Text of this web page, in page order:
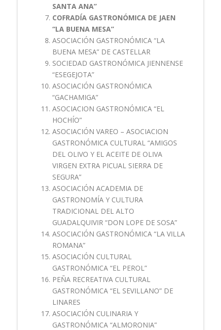
SANTA ANA”
COFRADÍA GASTRONÓMICA DE JAEN
“LA BUENA MESA”
ASOCIACIÓN GASTRONÓMICA “LA
BUENA MESA” DE CASTELLAR
SOCIEDAD GASTRONÓMICA JIENNENSE
“ESEGEJOTA”
ASOCIACIÓN GASTRONÓMICA
“GACHAMIGA”
ASOCIACION GASTRONÓMICA “EL
HOCHÍO”
ASOCIACIÓN VAREO – ASOCIACION
GASTRONÓMICA CULTURAL “AMIGOS
DEL OLIVO Y EL ACEITE DE OLIVA
VIRGEN EXTRA PICUAL SIERRA DE
SEGURA”
ASOCIACIÓN ACADEMIA DE
GASTRONOMÍA Y CULTURA
TRADICIONAL DEL ALTO
GUADALQUIVIR “DON LOPE DE SOSA”
ASOCIACIÓN GASTRONÓMICA “LA VILLA
ROMANA”
ASOCIACIÓN CULTURAL
GASTRONÓMICA “EL PEROL”
PEÑA RECREATIVA CULTURAL
GASTRONÓMICA “EL SEVILLANO” DE
LINARES
ASOCIACIÓN CULINARIA Y
GASTRONÓMICA “ALMORONIA”